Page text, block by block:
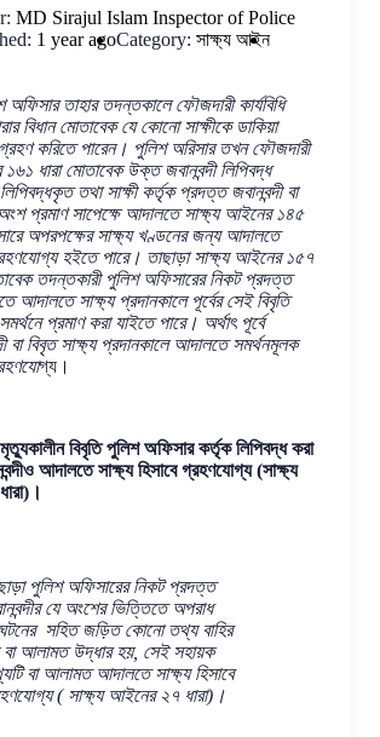
MD Sirajul Islam Inspector of Police
1 year agoCategory: সাক্ষ্য আইন
তাহার তদন্তকালে ফৌজদারী কার্যবিধি
বিধান মোতাবেক যে কোনো সাক্ষীকে ডাকিয়া
গ্রহণ করিতে পারেন। পুলিশ অরিসার তখন ফৌজদারী
১৬১ ধারা মোতাবেক উক্ত জবানবন্দী লিপিবদ্ধ
তথা সাক্ষী কর্তৃক প্রদত্ত জবানবন্দী বা
প্রমাণ সাপেক্ষে আদালতে সাক্ষ্য আইনের ১৪৫
অপরপক্ষের সাক্ষ্য খণ্ডনের জন্য আদালতে
হইতে পারে। তাছাড়া সাক্ষ্য আইনের ১৫৭
তদন্তকারী পুলিশ অফিসারের নিকট প্রদত্ত
আদালতে সাক্ষ্য প্রদানকালে পূর্বের সেই বিবৃতি
প্রমাণ করা যাইতে পারে। অর্থাৎ পূর্বে
বা বিবৃত সাক্ষ্য প্রদানকালে আদালতে সমর্থনমূলক
গ্য।
বিবৃতি পুলিশ অফিসার কর্তৃক লিপিবদ্ধ করা
আদালতে সাক্ষ্য হিসাবে গ্রহণযোগ্য (সাক্ষ্য
পুলিশ অফিসারের নিকট প্রদত্ত
যে অংশের ভিত্তিতে অপরাধ
সহিত জড়িত কোনো তথ্য বাহির
বা আলামত উদ্ধার হয়, সেই সহায়ক
বা আলামত আদালতে সাক্ষ্য হিসাবে
( সাক্ষ্য আইনের ২৭ ধারা)।